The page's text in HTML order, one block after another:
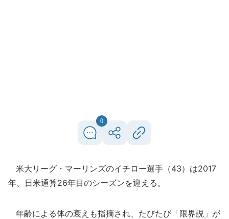
0
米大リーグ・マーリンズのイチロー選手（43）は2017
年、日米通算26年目のシーズンを迎える。
年齢による体の衰えも指摘され、たびたび「限界説」が